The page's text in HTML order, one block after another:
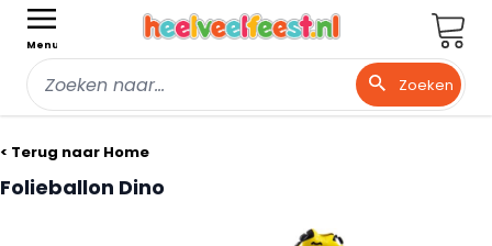
Menu
Zoeken
< Terug naar Home
Folieballon Dino